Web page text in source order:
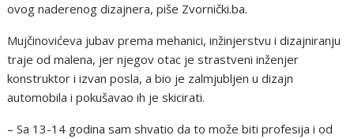
ovog naderenog dizajnera, piše Zvornički.ba.
Mujčinovićeva jubav prema mehanici, inžinjerstvu i dizajniranju
traje od malena, jer njegov otac je strastveni inženjer
konstruktor i izvan posla, a bio je zalmjubljen u dizajn
automobila i pokušavao ih je skicirati.
– Sa 13-14 godina sam shvatio da to može biti profesija i od